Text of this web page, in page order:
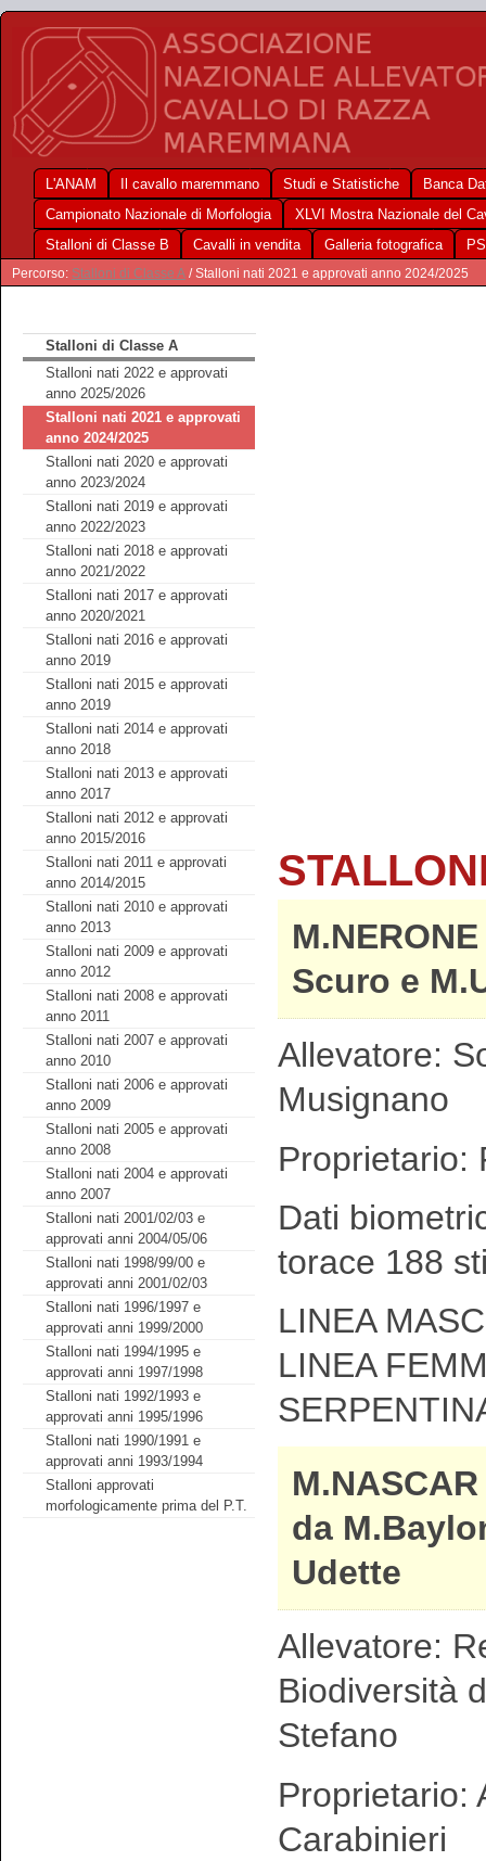
L'ANAM Il cavallo maremmano Studi e Statistiche
Banca
Campionato Nazionale di Morfologia
XLVI Mostra Nazionale del
Stalloni di Classe B
Cavalli in vendita Galleria fotografica
Percorso: Stalloni di Classe A / Stalloni nati 2021 e approvati anno 2024/2025
Stalloni di Classe A
Stalloni nati 2022 e approvati
anno 2025/2026
Stalloni nati 2021 e approvati
anno 2024/2025
Stalloni nati 2020 e approvati
anno 2023/2024
Stalloni nati 2019 e approvati
anno 2022/2023
Stalloni nati 2018 e approvati
anno 2021/2022
Stalloni nati 2017 e approvati
anno 2020/2021
Stalloni nati 2016 e approvati
anno 2019
Stalloni nati 2015 e approvati
anno 2019
Stalloni nati 2014 e approvati
anno 2018
Stalloni nati 2013 e approvati
anno 2017
Stalloni nati 2012 e approvati
anno 2015/2016
Stalloni nati 2011 e approvati
anno 2014/2015
Stalloni nati 2010 e approvati
anno 2013
Stalloni nati 2009 e approvati
anno 2012
Stalloni nati 2008 e approvati
anno 2011
Stalloni nati 2007 e approvati
anno 2010
Stalloni nati 2006 e approvati
anno 2009
Stalloni nati 2005 e approvati
anno 2008
Stalloni nati 2004 e approvati
anno 2007
Stalloni nati 2001/02/03 e
approvati anni 2004/05/06
Stalloni nati 1998/99/00 e
approvati anni 2001/02/03
Stalloni nati 1996/1997 e
approvati anni 1999/2000
Stalloni nati 1994/1995 e
approvati anni 1997/1998
Stalloni nati 1992/1993 e
approvati anni 1995/1996
Stalloni nati 1990/1991 e
approvati anni 1993/1994
Stalloni approvati
morfologicamente prima del P.T.
Scuro e
Allevatore:
Musignano
Proprietario:
Dati
torace 188
LINEA
LINEA
da
Udette
Allevatore:
Biodiversità
Stefano
Proprietario:
Carabinieri